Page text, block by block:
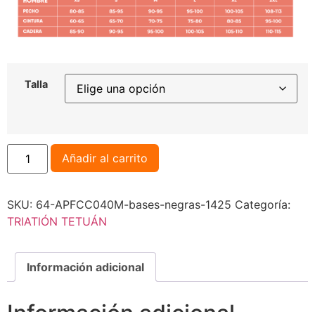
Talla
Añadir al carrito
SKU: 64-APFCC040M-bases-negras-1425 Categoría:
TRIATlÓN TETUÁN
Información adicional